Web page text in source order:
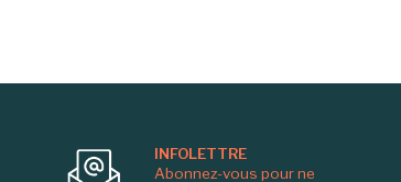
INFOLETTRE
Abonnez-vous pour ne